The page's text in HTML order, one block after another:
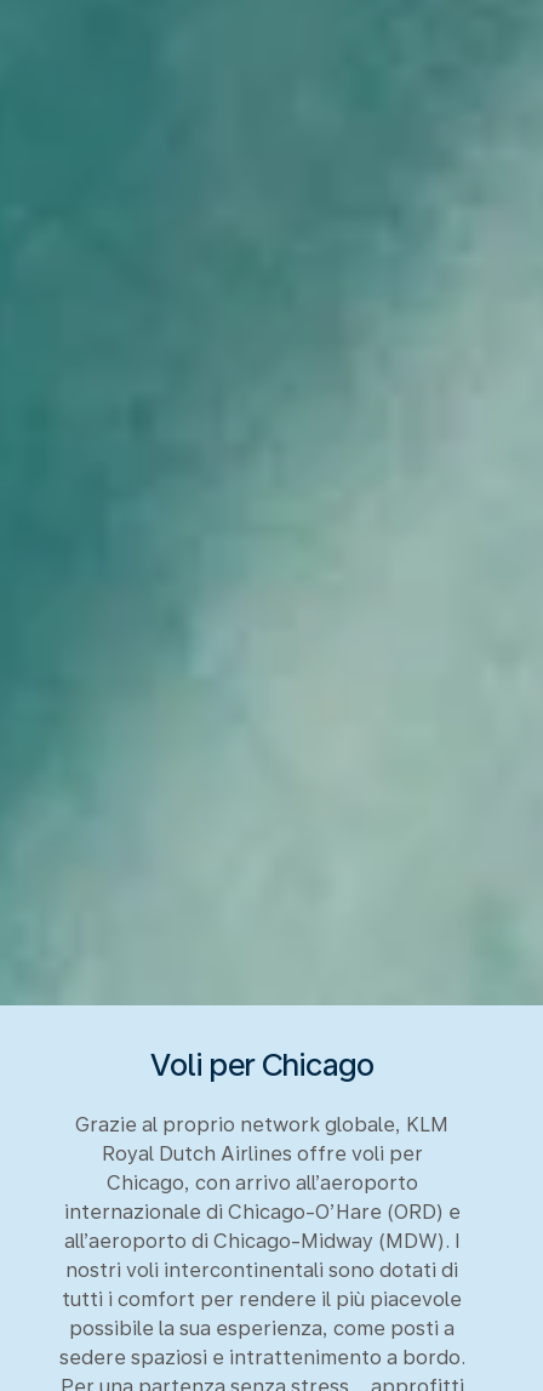
Voli per Chicago
Grazie al proprio network globale, KLM
Royal Dutch Airlines offre voli per
Chicago, con arrivo all’aeroporto
internazionale di Chicago-O’Hare (ORD) e
all’aeroporto di Chicago-Midway (MDW). I
nostri voli intercontinentali sono dotati di
tutti i comfort per rendere il più piacevole
possibile la sua esperienza, come posti a
sedere spaziosi e intrattenimento a bordo.
Per una partenza senza stress, , approfitti